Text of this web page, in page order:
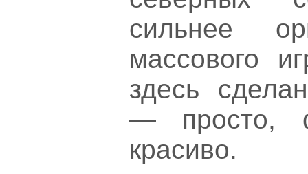
сильнее
массового
здесь
— просто,
красиво.